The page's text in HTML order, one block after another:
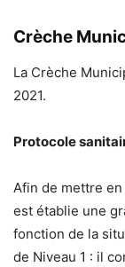
Crèche
La Crèche
2021.
Protocole
Afin de mettre
est établie une
fonction de la
de Niveau 1 : il